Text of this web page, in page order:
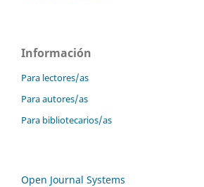
Información
Para lectores/as
Para autores/as
Para bibliotecarios/as
Open Journal Systems